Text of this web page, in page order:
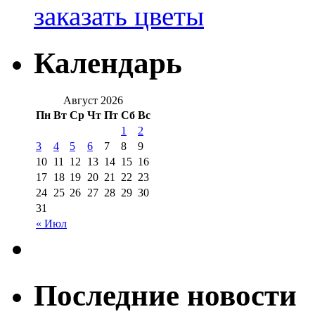
заказать цветы
Календарь
Август 2026
Пн Вт Ср Чт Пт Сб Вс
« Июл
1
2
3
4 5 6 7 8
9
10 11 12 13 14 15 16
17 18 19 20 21 22 23
24 25 26 27 28 29 30
31
Последние новости